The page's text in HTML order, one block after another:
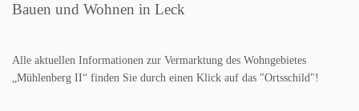
Bauen und Wohnen in Leck
Alle aktuellen Informationen zur Vermarktung des Wohngebietes
„Mühlenberg II“ finden Sie durch einen Klick auf das "Ortsschild"!